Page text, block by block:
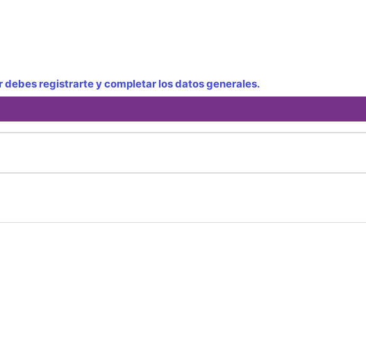
debes registrarte y completar los datos generales.